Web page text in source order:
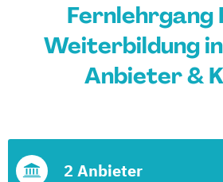
Fernlehrgang
Weiterbildung
Anbieter &
2 Anbieter